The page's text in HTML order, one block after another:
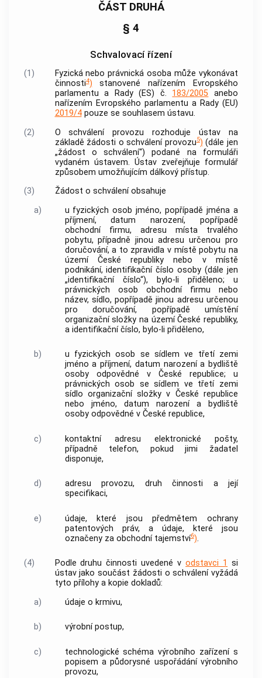
ČÁST DRUHÁ
§ 4
Schvalovací řízení
(1)
Fyzická nebo právnická osoba může vykonávat
činnosti4) stanovené nařízením Evropského
parlamentu a Rady (ES) č. 183/2005 anebo
nařízením Evropského parlamentu a Rady (EU)
2019/4pouze se souhlasem ústavu.
(2)
O schválení provozu rozhoduje ústav na
základě žádosti o schválení provozu5) (dále jen
„žádost o schválení“) podané na formuláři
vydaném ústavem. Ústav zveřejňuje formulář
způsobem umožňujícím dálkový přístup.
(3)
Žádost o schválení obsahuje
a)
u fyzických osob jméno, popřípadě jména a
příjmení, datum narození, popřípadě
obchodní firmu, adresu místa trvalého
pobytu, případně jinou adresu určenou pro
doručování, a to zpravidla v místě pobytu na
území České republiky nebo v místě
podnikání, identifikační číslo osoby (dále jen
„identifikační číslo“), bylo-li přiděleno; u
právnických osob obchodní firmu nebo
název, sídlo, popřípadě jinou adresu určenou
pro doručování, popřípadě umístění
organizační složky na území České republiky,
a identifikační číslo, bylo-li přiděleno,
b)
u fyzických osob se sídlem ve třetí zemi
jméno a příjmení, datum narození a bydliště
osoby odpovědné v České republice; u
právnických osob se sídlem ve třetí zemi
sídlo organizační složky v České republice
nebo jméno, datum narození a bydliště
osoby odpovědné v České republice,
c)
kontaktní adresu elektronické pošty,
případně telefon, pokud jimi žadatel
disponuje,
d)
adresu provozu, druh činnosti a její
specifikaci,
e)
údaje, které jsou předmětem ochrany
patentových práv, a údaje, které jsou
označeny za obchodní tajemství6).
(4) Podle druhu činnosti uvedené vodstavci 1 si
ústav jako součást žádosti o schválení vyžádá
tyto přílohy a kopie dokladů:
a)
údaje o krmivu,
b) výrobní postup,
c)
technologické schéma výrobního zařízení s
popisem a půdorysné uspořádání výrobního
provozu,